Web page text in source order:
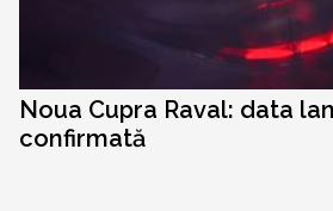
Noua Cupra Raval: data
confirmată